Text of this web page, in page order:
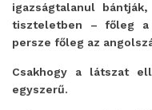
igazságtalanul
tiszteletben – főleg a
persze főleg az
Csakhogy a látszat
egyszerű.